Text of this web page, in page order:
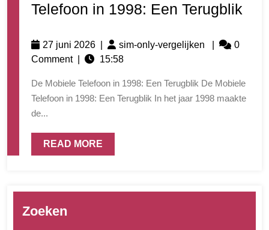
Telefoon in 1998: Een Terugblik
27 juni 2026 sim-only-vergelijken
0
Comment
15:58
De Mobiele Telefoon in 1998: Een Terugblik De Mobiele
Telefoon in 1998: Een Terugblik In het jaar 1998 maakte
de...
READ MORE
Zoeken